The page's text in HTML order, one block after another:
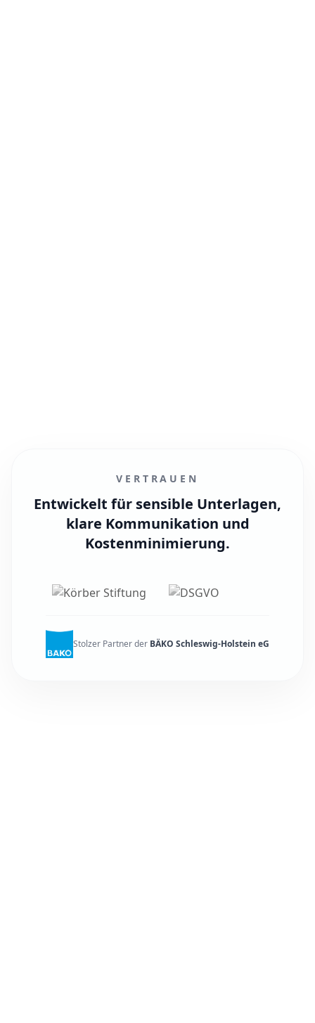
VERTRAUEN
Entwickelt für sensible Unterlagen,
klare Kommunikation und
Kostenminimierung.
Stolzer Partner der BÄKO Schleswig-Holstein eG